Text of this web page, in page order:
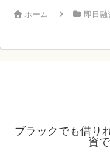
ホーム 即日融
ブラックでも借り
資